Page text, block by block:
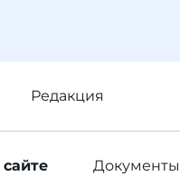
Редакция
сайте Документы